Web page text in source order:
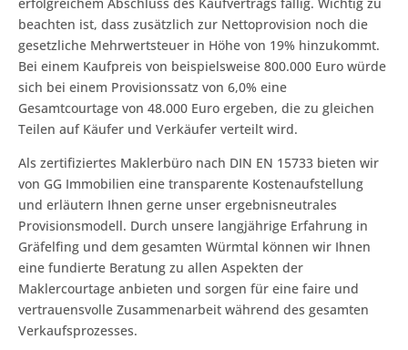
beachten ist, dass zusätzlich zur Nettoprovision noch die
gesetzliche Mehrwertsteuer in Höhe von 19% hinzukommt.
Bei einem Kaufpreis von beispielsweise 800.000 Euro würde
sich bei einem Provisionssatz von 6,0% eine
Gesamtcourtage von 48.000 Euro ergeben, die zu gleichen
Teilen auf Käufer und Verkäufer verteilt wird.
Als zertifiziertes Maklerbüro nach DIN EN 15733 bieten wir
von GG Immobilien eine transparente Kostenaufstellung
und erläutern Ihnen gerne unser ergebnisneutrales
Provisionsmodell. Durch unsere langjährige Erfahrung in
Gräfelfing und dem gesamten Würmtal können wir Ihnen
eine fundierte Beratung zu allen Aspekten der
Maklercourtage anbieten und sorgen für eine faire und
vertrauensvolle Zusammenarbeit während des gesamten
Verkaufsprozesses.